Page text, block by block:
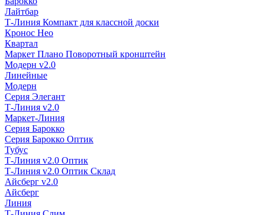
Лайтбар
Т-Линия Компакт для классной доски
Кронос Нео
Квартал
Маркет Плано Поворотный кронштейн
Модерн v2.0
Линейные
Модерн
Серия Элегант
Т-Линия v2.0
Маркет-Линия
Серия Барокко
Серия Барокко Оптик
Тубус
Т-Линия v2.0 Оптик
Т-Линия v2.0 Оптик Склад
Айсберг v2.0
Айсберг
Линия